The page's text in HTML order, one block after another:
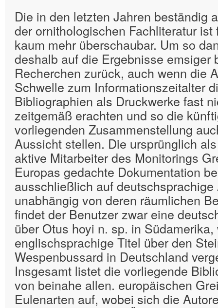
Die in den letzten Jahren beständig
der ornithologischen Fachliteratur
kaum mehr überschaubar. Um so
deshalb auf die Ergebnisse emsiger
Recherchen zurück, auch wenn die
Schwelle zum Informationszeitalter
Bibliographien als Druckwerke fast
zeitgemäß erachten und so die
vorliegenden Zusammenstellung
Aussicht stellen. Die ursprünglich
aktive Mitarbeiter des Monitorings
Europas gedachte Dokumentation
ausschließlich auf deutschsprachige
unabhängig von deren räumlichen
findet der Benutzer zwar eine
über Otus hoyi n. sp. in
englischsprachige Titel über den
Wespenbussard in Deutschland
Insgesamt listet die vorliegende
von beinahe allen. europäischen
Eulenarten auf, wobei sich die